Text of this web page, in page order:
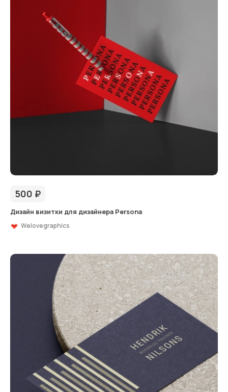
500 ₽
Дизайн визитки для дизайнера Persona
Welovegraphics